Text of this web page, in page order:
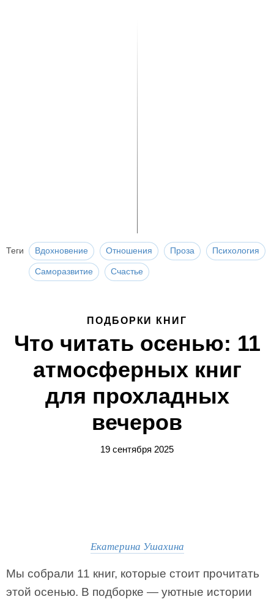
Теги Вдохновение Отношения Проза Психология
Саморазвитие Счастье
ПОДБОРКИ КНИГ
Что читать осенью: 11
атмосферных книг
для прохладных
вечеров
19 сентября 2025
Екатерина Ушахина
Мы собрали 11 книг, которые стоит прочитать
этой осенью. В подборке — уютные истории